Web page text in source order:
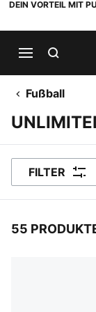
DEIN VORTEIL MIT
Fußball
FILTER
55